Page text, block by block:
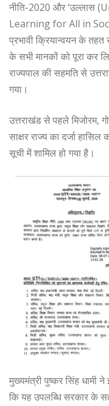
नीति-2020 और ‘उल्लास
Learning for All in
प्रभावी क्रियान्वयन के तहत
के सभी मानकों को पूरा कर
राज्यपाल की सहमति से
गया।
उत्तराखंड से पहले मिजोरम,
साक्षर राज्य का दर्जा
सूची में शामिल हो गया है।
मुख्यमंत्री पुष्कर सिंह धामी
कि यह उपलब्धि सरकार के